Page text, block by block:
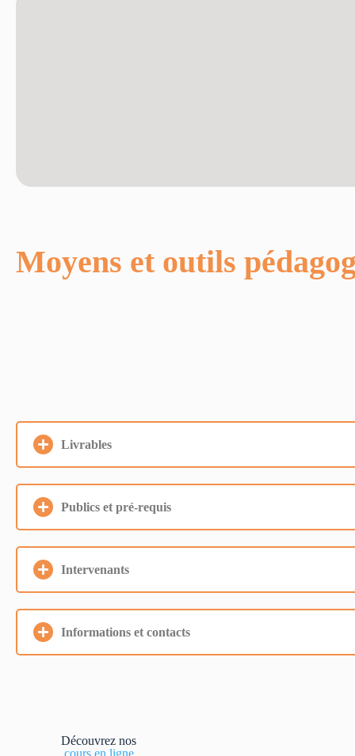
Moyens et outils
Livrables
Publics et pré-requis
Intervenants
Informations et contacts
Découvrez nos
cours en ligne